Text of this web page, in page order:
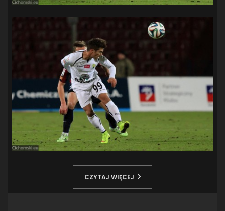
CZYTAJ WIĘCEJ